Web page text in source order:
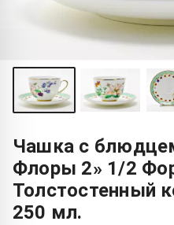
Чашка с
Флоры 2» 1/2
Толстостенный
250 мл.